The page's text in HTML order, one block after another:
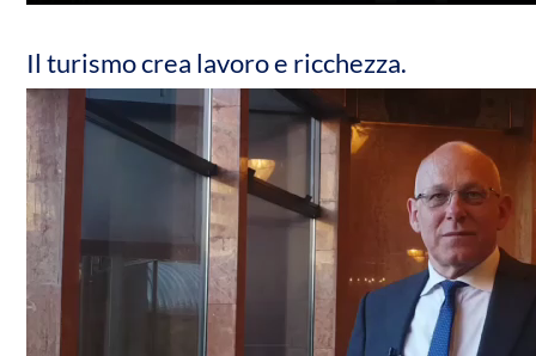
Il turismo crea lavoro e ricchezza.